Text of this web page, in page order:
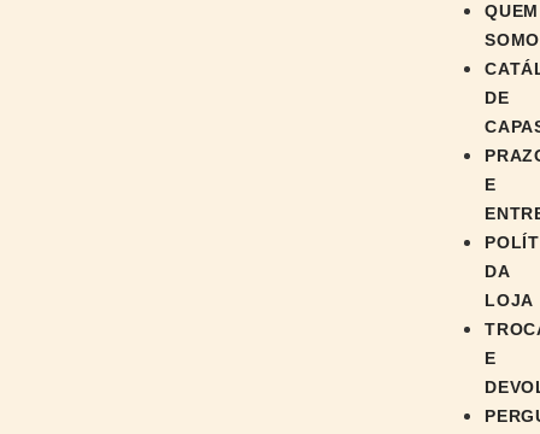
QUEM
DE
E
DA
LOJA
E